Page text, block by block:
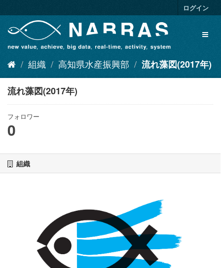
キ
ログイン
組織 高知県水産振興部 流れ藻図(2017年)
流れ藻図(2017年)
フォロワー
0
組織